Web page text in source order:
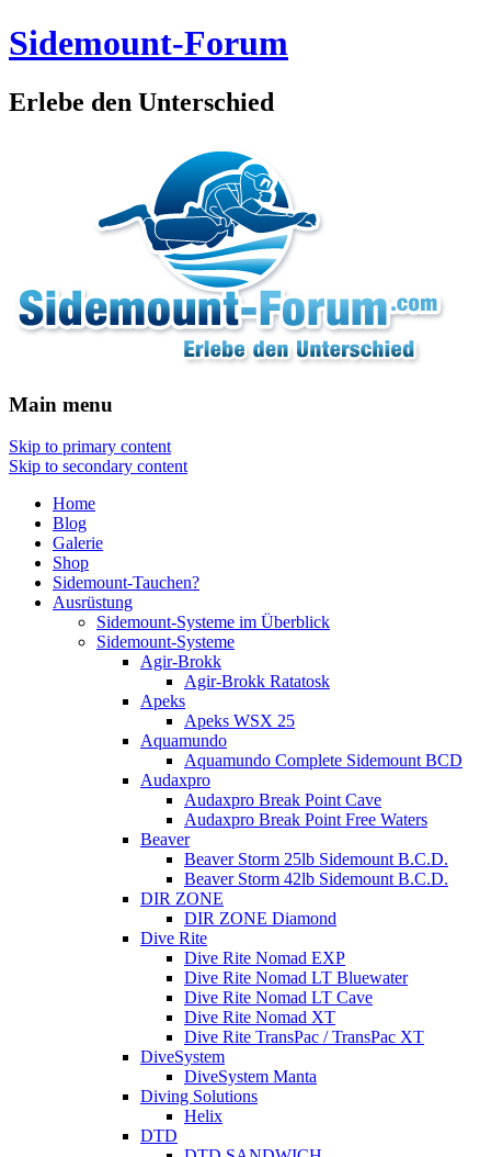
Sidemount-Forum
Erlebe den Unterschied
Main menu
Skip to primary content
Skip to secondary content
Home
Blog
Galerie
Shop
Sidemount-Tauchen?
Ausrüstung
Sidemount-Systeme im Überblick
Sidemount-Systeme
Agir-Brokk
Agir-Brokk Ratatosk
Apeks
Apeks WSX 25
Aquamundo
Aquamundo Complete Sidemount BCD
Audaxpro
Audaxpro Break Point Cave
Audaxpro Break Point Free Waters
Beaver
Beaver Storm 25lb Sidemount B.C.D.
Beaver Storm 42lb Sidemount B.C.D.
DIR ZONE
DIR ZONE Diamond
Dive Rite
Dive Rite Nomad EXP
Dive Rite Nomad LT Bluewater
Dive Rite Nomad LT Cave
Dive Rite Nomad XT
Dive Rite TransPac / TransPac XT
DiveSystem
DiveSystem Manta
Diving Solutions
Helix
DTD